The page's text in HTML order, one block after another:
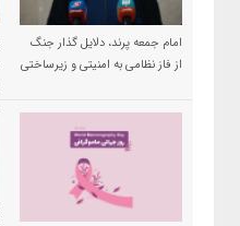
امام جمعه پرند، دلایل گذار جنگ
از فاز نظامی به امنیتی و زیرساختی